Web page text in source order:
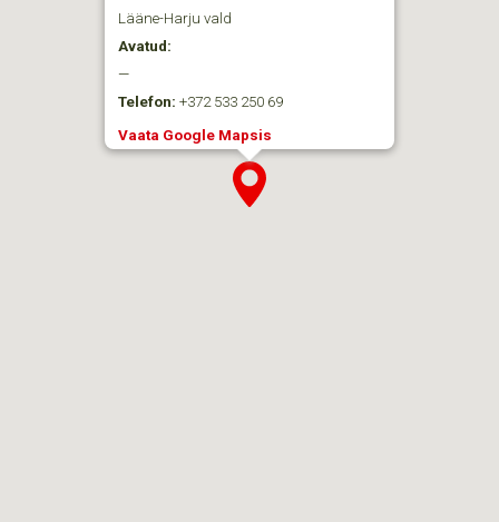
Lääne-Harju vald
Avatud:
—
Telefon: +372 533 250 69
Vaata Google Mapsis